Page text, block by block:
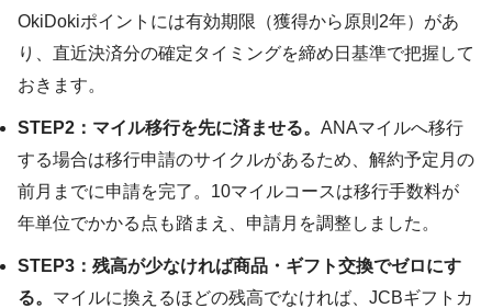
OkiDokiポイントには有効期限（獲得から原則2年）があ
り、直近決済分の確定タイミングを締め日基準で把握して
おきます。
STEP2：マイル移行を先に済ませる。 ANAマイルへ移行
する場合は移行申請のサイクルがあるため、解約予定月の
前月までに申請を完了。10マイルコースは移行手数料が
年単位でかかる点も踏まえ、申請月を調整しました。
STEP3：残高が少なければ商品・ギフト交換でゼロにす
る。 マイルに換えるほどの残高でなければ、JCBギフトカ